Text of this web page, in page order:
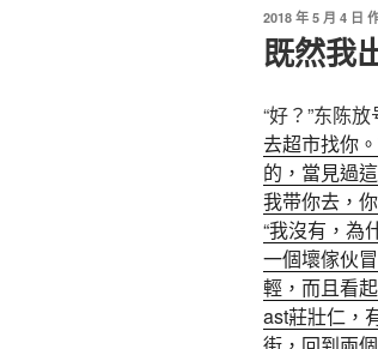
發
佈
於
2018 年 5 月 4 日
既然我
“好？”东陈
去超市找你
的，當見過
我带你去，
“我沒有，為
一個壞傢伙
輕，而且看
ast莊壯仁，